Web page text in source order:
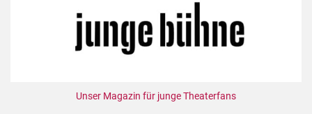
Unser Magazin für junge Theaterfans